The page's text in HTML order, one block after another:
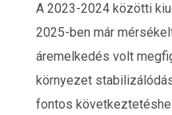
A 2023-2024 közötti
2025-ben már
áremelkedés volt
környezet
fontos